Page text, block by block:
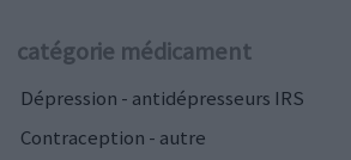
catégorie médicament
Dépression - antidépresseurs IRS
Contraception - autre